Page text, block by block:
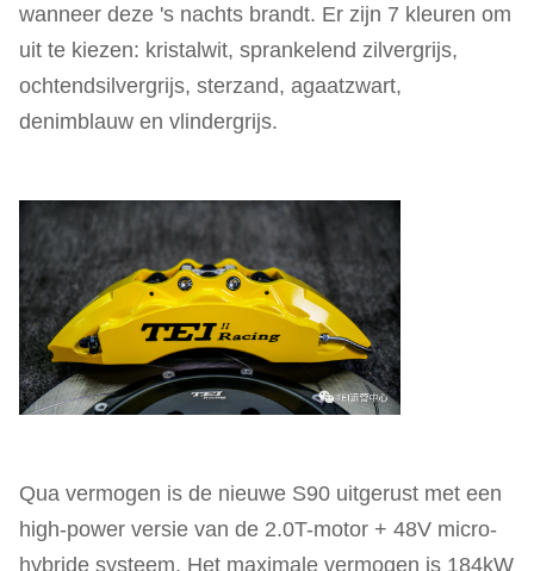
wanneer deze 's nachts brandt. Er zijn 7 kleuren om
uit te kiezen: kristalwit, sprankelend zilvergrijs,
ochtendsilvergrijs, sterzand, agaatzwart,
denimblauw en vlindergrijs.
Qua vermogen is de nieuwe S90 uitgerust met een
high-power versie van de 2.0T-motor + 48V micro-
hybride systeem. Het maximale vermogen is 184kW